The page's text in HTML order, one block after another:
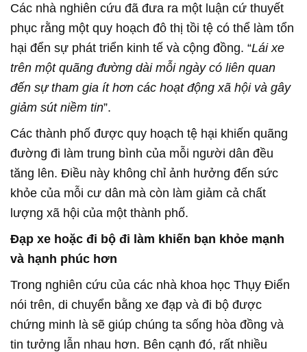
Các nhà nghiên cứu đã đưa ra một luận cứ thuyết
phục rằng một quy hoạch đô thị tồi tệ có thể làm tổn
hại đển sự phát triển kinh tế và cộng đồng. “Lái xe
trên một quãng đường dài mỗi ngày có liên quan
đến sự tham gia ít hơn các hoạt động xã hội và gây
giảm sút niềm tin”.
Các thành phố được quy hoạch tệ hại khiến quãng
đường đi làm trung bình của mỗi người dân đều
tăng lên. Điều này không chỉ ảnh hưởng đến sức
khỏe của mỗi cư dân mà còn làm giảm cả chất
lượng xã hội của một thành phố.
Đạp xe​ hoặc đi bộ đi làm khiến bạn khỏe mạnh
và hạnh phúc hơn
Trong nghiên cứu của các nhà khoa học Thụy Điển
nói trên, di chuyển bằng xe đạp và đi bộ được
chứng minh là sẽ giúp chúng ta sống hòa đồng và
tin tưởng lẫn nhau hơn. Bên cạnh đó, rất nhiều